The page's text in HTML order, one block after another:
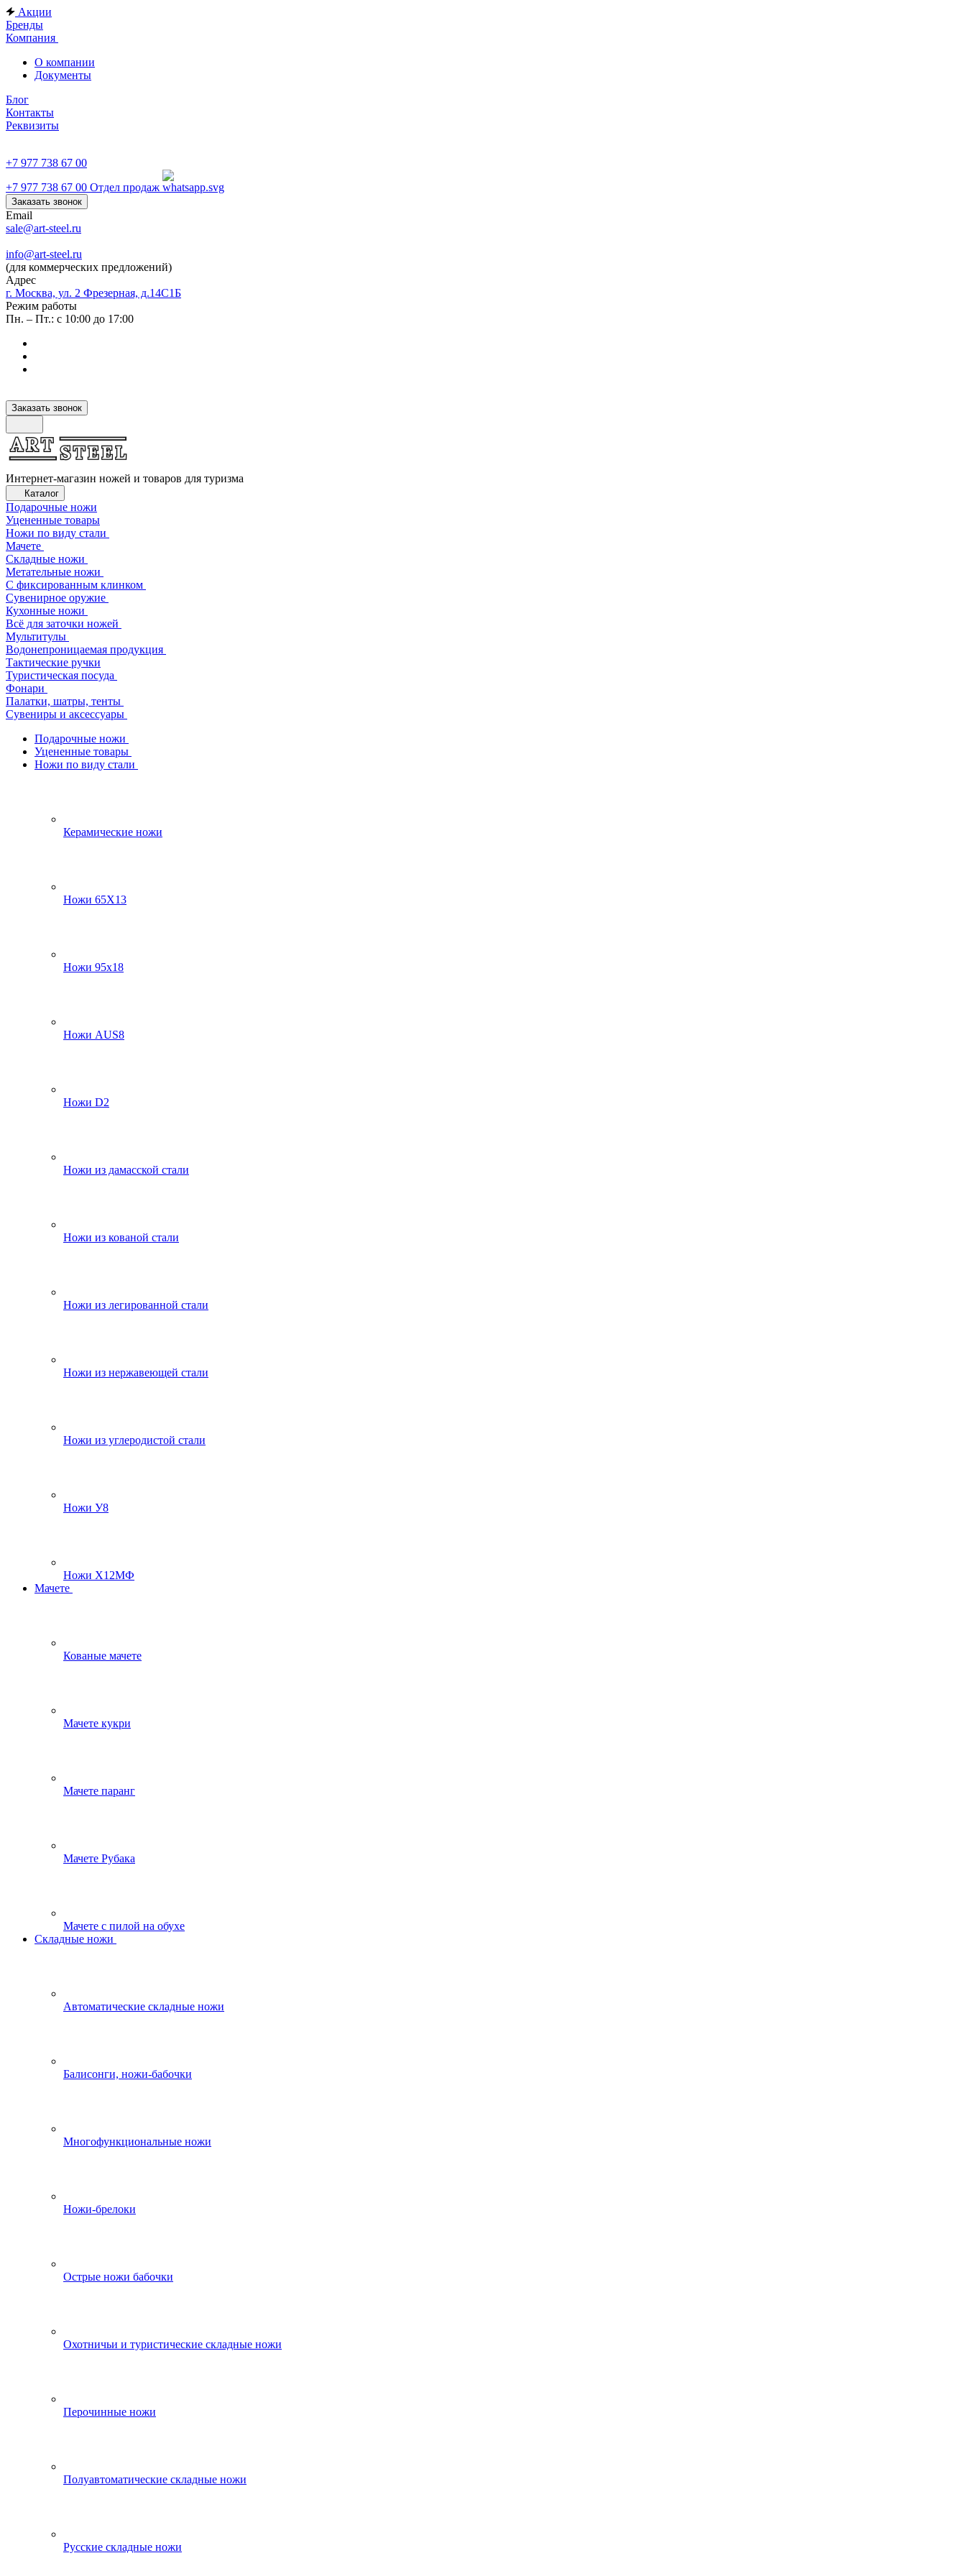
Акции
Бренды
Компания
О компании
Документы
Блог
Контакты
Реквизиты
+7 977 738 67 00
+7 977 738 67 00 Отдел продаж
Заказать звонок
Email
sale@art-steel.ru
info@art-steel.ru
(для коммерческих предложений)
Адрес
г. Москва, ул. 2 Фрезерная, д.14С1Б
Режим работы
Пн. – Пт.: с 10:00 до 17:00
Заказать звонок
Интернет-магазин ножей и товаров для туризма
Каталог
Подарочные ножи
Уцененные товары
Ножи по виду стали
Мачете
Складные ножи
Метательные ножи
С фиксированным клинком
Сувенирное оружие
Кухонные ножи
Всё для заточки ножей
Мультитулы
Водонепроницаемая продукция
Тактические ручки
Туристическая посуда
Фонари
Палатки, шатры, тенты
Сувениры и аксессуары
Подарочные ножи
Уцененные товары
Ножи по виду стали
Керамические ножи
Ножи 65Х13
Ножи 95х18
Ножи AUS8
Ножи D2
Ножи из дамасской стали
Ножи из кованой стали
Ножи из легированной стали
Ножи из нержавеющей стали
Ножи из углеродистой стали
Ножи У8
Ножи Х12МФ
Мачете
Кованые мачете
Мачете кукри
Мачете паранг
Мачете Рубака
Мачете с пилой на обухе
Складные ножи
Автоматические складные ножи
Балисонги, ножи-бабочки
Многофункциональные ножи
Ножи-брелоки
Острые ножи бабочки
Охотничьи и туристические складные ножи
Перочинные ножи
Полуавтоматические складные ножи
Русские складные ножи